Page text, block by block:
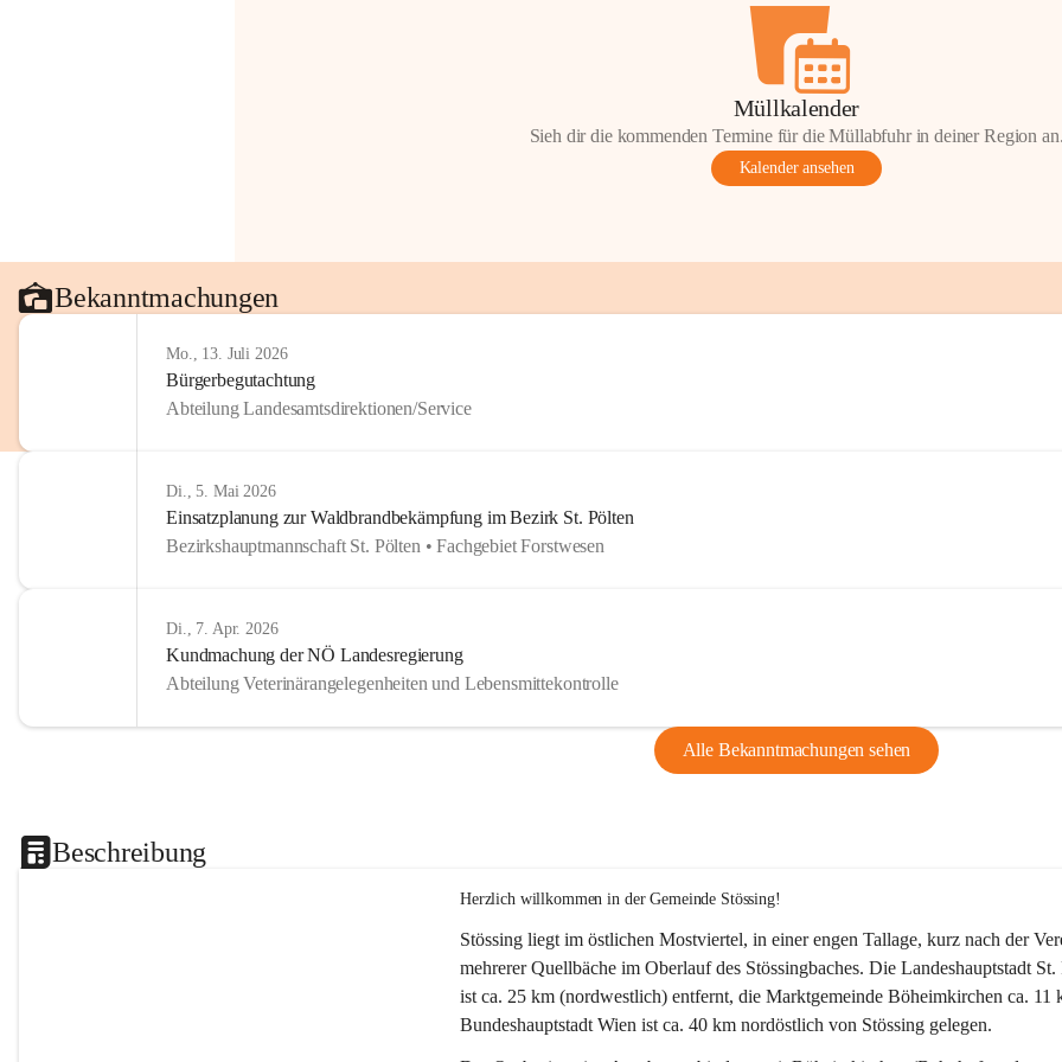
Müllkalender
Sieh dir die kommenden Termine für die Müllabfuhr in deiner Region
Kalender ansehen
Bekanntmachungen
Mo., 13. Juli 2026
Bürgerbegutachtung
Abteilung Landesamtsdirektionen/Service
Di., 5. Mai 2026
Einsatzplanung zur Waldbrandbekämpfung im Bezirk St. Pölten
Bezirkshauptmannschaft St. Pölten • Fachgebiet Forstwesen
Di., 7. Apr. 2026
Kundmachung der NÖ Landesregierung
Abteilung Veterinärangelegenheiten und Lebensmittekontrolle
Alle Bekanntmachungen sehen
Beschreibung
Herzlich willkommen in der Gemeinde Stössing!
Stössing liegt im östlichen Mostviertel, in einer engen Tallage, kurz nach der
mehrerer Quellbäche im Oberlauf des Stössingbaches. Die Landeshauptstadt
ist ca. 25 km (nordwestlich) entfernt, die Marktgemeinde Böheimkirchen ca.
Bundeshauptstadt Wien ist ca. 40 km nordöstlich von Stössing gelegen.